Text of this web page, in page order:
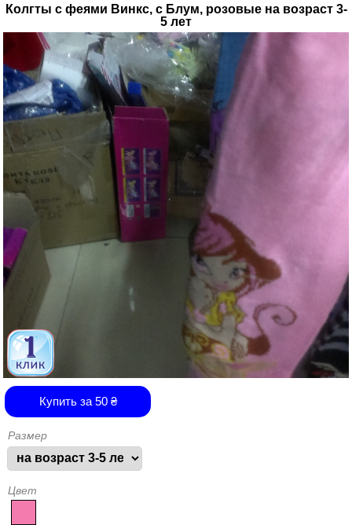
Колгты с феями Винкс, с Блум, розовые на возраст 3-
5 лет
Купить за 50₴
Размер
Цвет